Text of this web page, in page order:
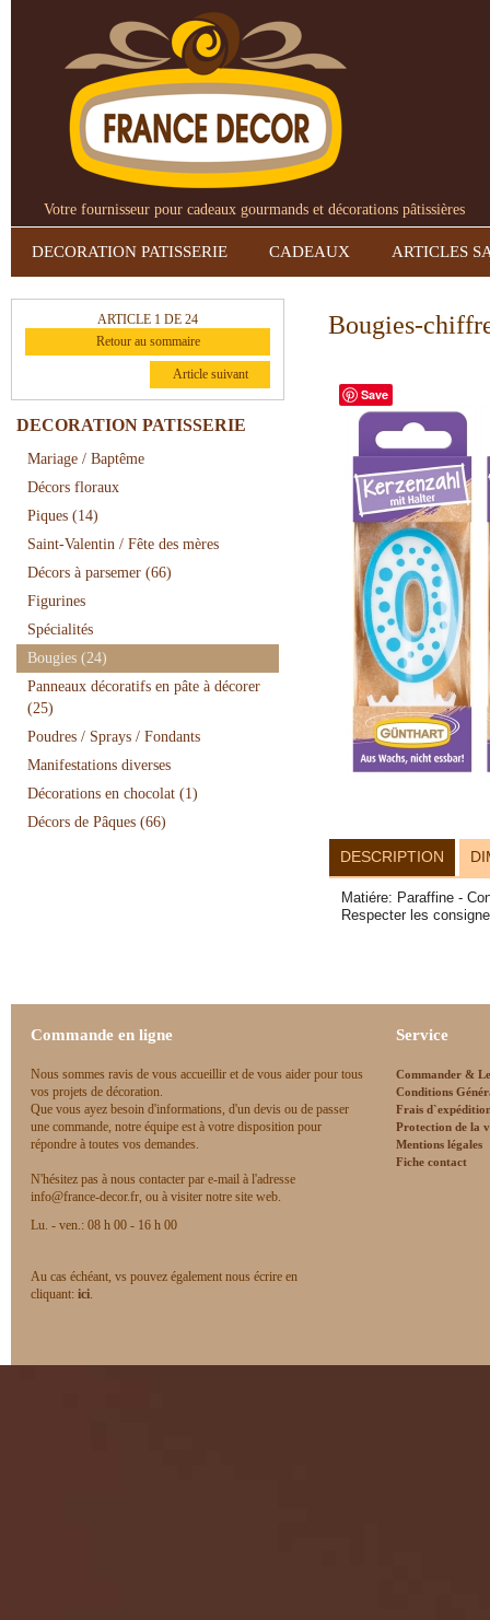
Votre fournisseur pour cadeaux gourmands et décorations pâtissières
DECORATION PATISSERIE CADEAUX ARTICLES
ARTICLE 1 DE 24
Retour au sommaire
Article suivant
DECORATION PATISSERIE
Mariage / Baptême
Décors floraux
Piques (14)
Saint-Valentin / Fête des mères
Décors à parsemer (66)
Figurines
Spécialités
Bougies (24)
Panneaux décoratifs en pâte à décorer
(25)
Poudres / Sprays / Fondants
Manifestations diverses
Décorations en chocolat (1)
Décors de Pâques (66)
Bougies-
DESCRIPTION
Matiére: Paraffine -
Respecter les
Commande en ligne
Nous sommes ravis de vous accueillir et de vous aider pour tous
vos projets de décoration.
Que vous ayez besoin d'informations, d'un devis ou de passer
une commande, notre équipe est à votre disposition pour
répondre à toutes vos demandes.
N'hésitez pas à nous contacter par e-mail à l'adresse
info@france-decor.fr, ou à visiter notre site web.
Lu. - ven.: 08 h 00 - 16 h 00
Au cas échéant, vs pouvez également nous écrire en
cliquant: ici.
Service
Commander &
Conditions
Frais
Protection de la
Mentions légales
Fiche contact
Save